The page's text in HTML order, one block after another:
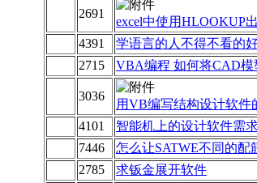
2691
excel中使用HLOOKUP
4391 学语言的人不得不看的好
2715
VBA编程 如何将CAD模
3036
用VB编写结构设计软件
4101 智能机上的设计软件需
7446
怎么让SATWE不同的配
2785
求钣金展开软件